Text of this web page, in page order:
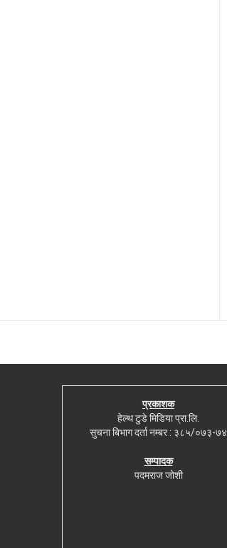
प्रकाशक
हेल्थ टुडे मिडिया प्रा.लि.
सुचना बिभाग दर्ता नम्बर : ३८५/०७३-७४
सम्पादक
पदमराज जोशी